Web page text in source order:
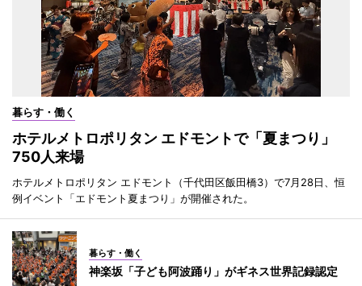
暮らす・働く
ホテルメトロポリタン エドモントで「夏まつり」
750人来場
ホテルメトロポリタン エドモント（千代田区飯田橋3）で7月28日、恒
例イベント「エドモント夏まつり」が開催された。
暮らす・働く
神楽坂「子ども阿波踊り」がギネス世界記録認定